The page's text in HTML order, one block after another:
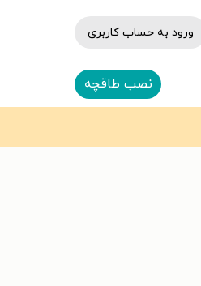
ورود به حساب کاربری
نصب طاقچه